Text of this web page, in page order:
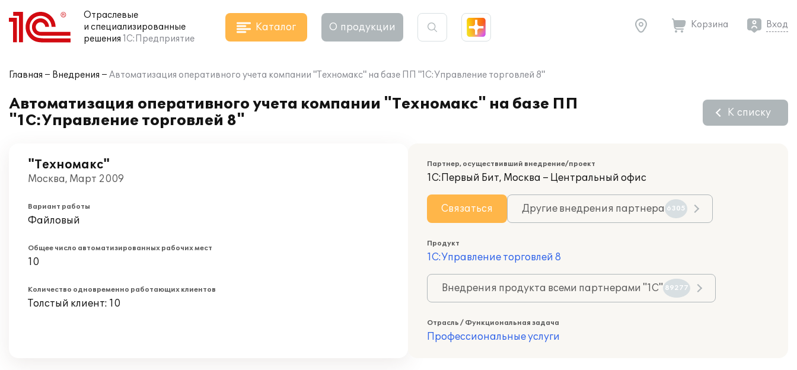
Отраслевые
и специализированные
решения 1С:Предприятие
Каталог О продукции Корзина Вход
Главная Внедрения Автоматизация оперативного учета компании "Техномакс" на базе ПП "1С:Управление торговлей 8"
Автоматизация оперативного учета компании "Техномакс" на базе ПП
"1С:Управление торговлей 8"
К списку
"Техномакс"
Москва, Март 2009
Вариант работы
Файловый
Общее число автоматизированных рабочих мест
10
Количество одновременно работающих клиентов
Толстый клиент: 10
Партнер, осуществивший внедрение/проект
1С:Первый Бит, Москва – Центральный офис
Связаться Другие внедрения партнера 6305
Продукт
1С:Управление торговлей 8
Внедрения продукта всеми партнерами "1С" 89277
Отрасль / Функциональная задача
Профессиональные услуги